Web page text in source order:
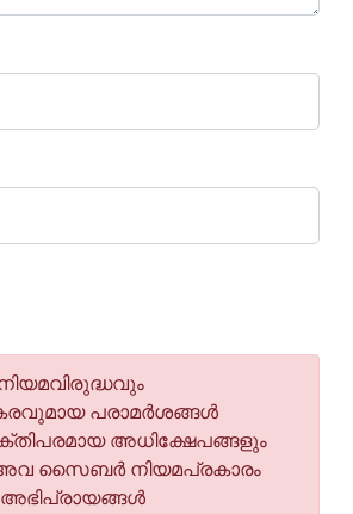
പരാമര്‍ശങ്ങള്‍
അധിക്ഷേപങ്ങളും
സൈബര്‍ നിയമപ്രകാരം